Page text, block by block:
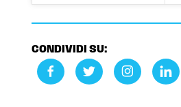
CONDIVIDI SU: